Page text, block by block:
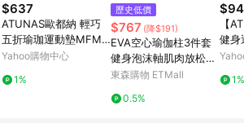
$637
ATUNAS歐都納 輕巧
五折瑜珈運動墊MFM-
5712 紫白大理紋
Yahoo購物中心
1%
歷史低價
$767 (降$191)
EVA空心瑜伽柱3件套
健身泡沫軸肌肉放松滾
軸狼牙棒套裝瑜伽柱網
東森購物 ETMall
0.5%
【
健身
1%